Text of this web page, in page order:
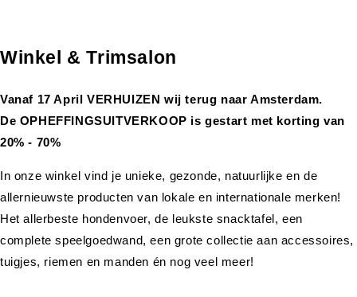
Winkel & Trimsalon
Vanaf 17 April VERHUIZEN wij terug naar Amsterdam.
De OPHEFFINGSUITVERKOOP is gestart met korting van
20% - 70%
In onze winkel vind je unieke, gezonde, natuurlijke en de
allernieuwste producten van lokale en internationale merken!
Het allerbeste hondenvoer, de leukste snacktafel, een
complete speelgoedwand, een grote collectie aan accessoires,
tuigjes, riemen en manden én nog veel meer!